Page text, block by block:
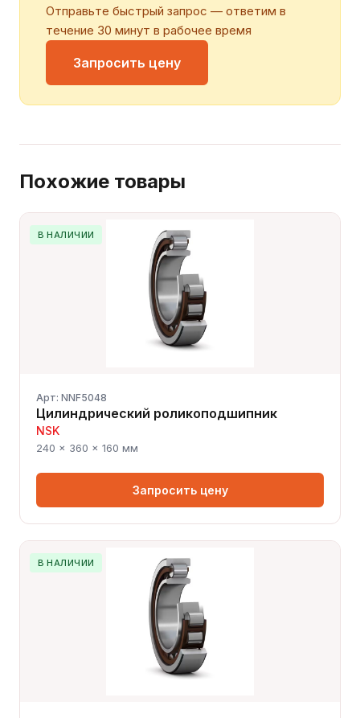
Отправьте быстрый запрос — ответим в
течение 30 минут в рабочее время
Запросить цену
Похожие товары
В НАЛИЧИИ
Арт: NNF5048
Цилиндрический роликоподшипник
NSK
240 × 360 × 160 мм
Запросить цену
В НАЛИЧИИ